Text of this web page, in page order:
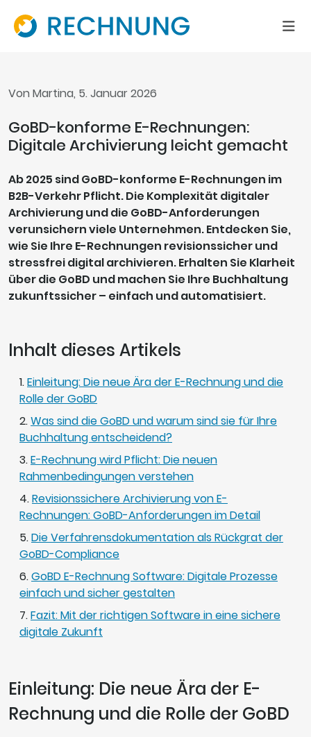
Von Martina, 5. Januar 2026
GoBD-konforme E-Rechnungen:
Digitale Archivierung leicht gemacht
Ab 2025 sind GoBD-konforme E-Rechnungen im
B2B-Verkehr Pflicht. Die Komplexität digitaler
Archivierung und die GoBD-Anforderungen
verunsichern viele Unternehmen. Entdecken Sie,
wie Sie Ihre E-Rechnungen revisionssicher und
stressfrei digital archivieren. Erhalten Sie Klarheit
über die GoBD und machen Sie Ihre Buchhaltung
zukunftssicher – einfach und automatisiert.
Inhalt dieses Artikels
Einleitung: Die neue Ära der E-Rechnung und die
Rolle der GoBD
Was sind die GoBD und warum sind sie für Ihre
Buchhaltung entscheidend?
E-Rechnung wird Pflicht: Die neuen
Rahmenbedingungen verstehen
Revisionssichere Archivierung von E-
Rechnungen: GoBD-Anforderungen im Detail
Die Verfahrensdokumentation als Rückgrat der
GoBD-Compliance
GoBD E-Rechnung Software: Digitale Prozesse
einfach und sicher gestalten
Fazit: Mit der richtigen Software in eine sichere
digitale Zukunft
Einleitung: Die neue Ära der E-
Rechnung und die Rolle der GoBD